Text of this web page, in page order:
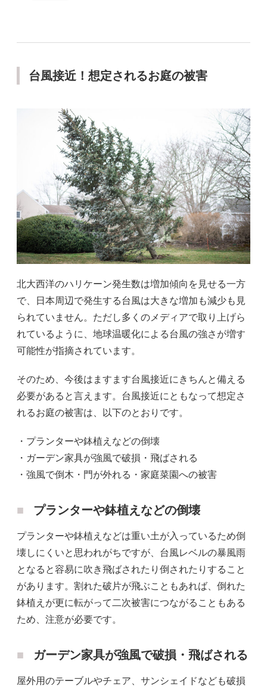
台風接近！想定されるお庭の被害
北大西洋のハリケーン発生数は増加傾向を見せる一方
で、日本周辺で発生する台風は大きな増加も減少も見
られていません。ただし多くのメディアで取り上げら
れているように、地球温暖化による台風の強さが増す
可能性が指摘されています。
そのため、今後はますます台風接近にきちんと備える
必要があると言えます。台風接近にともなって想定さ
れるお庭の被害は、以下のとおりです。
・プランターや鉢植えなどの倒壊
・ガーデン家具が強風で破損・飛ばされる
・強風で倒木・門が外れる・家庭菜園への被害
プランターや鉢植えなどの倒壊
プランターや鉢植えなどは重い土が入っているため倒
壊しにくいと思われがちですが、台風レベルの暴風雨
となると容易に吹き飛ばされたり倒されたりすること
があります。割れた破片が飛ぶこともあれば、倒れた
鉢植えが更に転がって二次被害につながることもある
ため、注意が必要です。
ガーデン家具が強風で破損・飛ばされる
屋外用のテーブルやチェア、サンシェイドなども破損